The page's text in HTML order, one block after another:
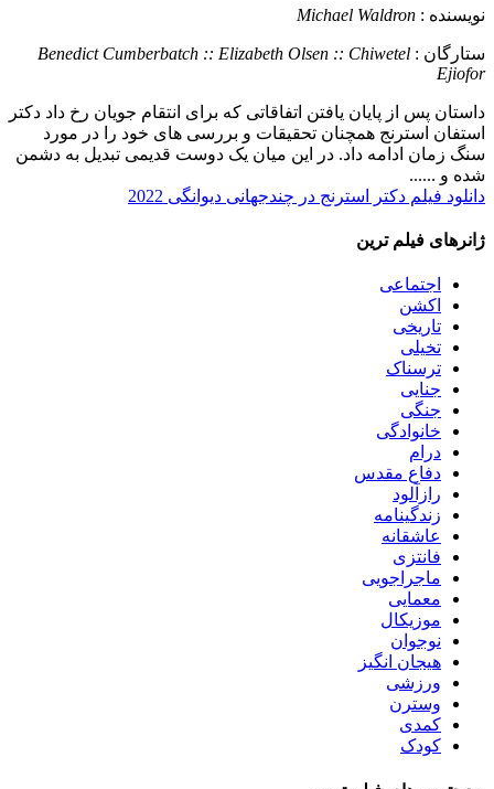
نویسنده : Michael Waldron
ستارگان : Benedict Cumberbatch :: Elizabeth Olsen :: Chiwetel
Ejiofor
داستان پس از پایان یافتن اتفاقاتی که برای انتقام جویان رخ داد دکتر
استفان استرنج همچنان تحقیقات و بررسی های خود را در مورد
سنگ زمان ادامه داد. در این میان یک دوست قدیمی تبدیل به دشمن
شده و ......
دانلود فیلم دکتر استرنج در چندجهانی دیوانگی 2022
ژانرهای فیلم ترین
اجتماعی
اکشن
تاریخی
تخیلی
ترسناک
جنایی
جنگی
خانوادگی
درام
دفاع مقدس
رازآلود
زندگینامه
عاشقانه
فانتزی
ماجراجویی
معمایی
موزیکال
نوجوان
هیجان انگیز
ورزشی
وسترن
کمدی
کودک